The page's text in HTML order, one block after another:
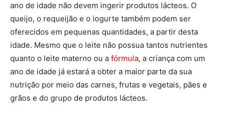
ano de idade não devem ingerir produtos lácteos. O
queijo, o requeijão e o iogurte também podem ser
oferecidos em pequenas quantidades, a partir desta
idade. Mesmo que o leite não possua tantos nutrientes
quanto o leite materno ou a fórmula, a criança com um
ano de idade já estará a obter a maior parte da sua
nutrição por meio das carnes, frutas e vegetais, pães e
grãos e do grupo de produtos lácteos.